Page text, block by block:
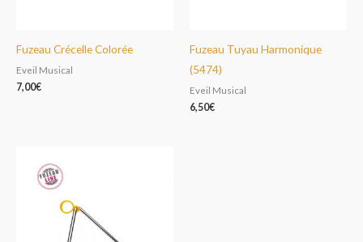
Fuzeau Crécelle Colorée
Eveil Musical
7,00€
Fuzeau Tuyau Harmonique
(5474)
Eveil Musical
6,50€